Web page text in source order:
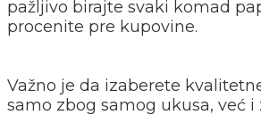
pažljivo birajte svaki komad
procenite pre kupovine.
Važno je da izaberete
samo zbog samog ukusa, već